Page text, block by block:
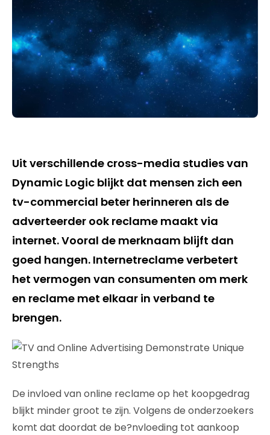
Uit verschillende cross-media studies van
Dynamic Logic blijkt dat mensen zich een
tv-commercial beter herinneren als de
adverteerder ook reclame maakt via
internet. Vooral de merknaam blijft dan
goed hangen. Internetreclame verbetert
het vermogen van consumenten om merk
en reclame met elkaar in verband te
brengen.
De invloed van online reclame op het koopgedrag
blijkt minder groot te zijn. Volgens de onderzoekers
komt dat doordat de be?nvloeding tot aankoop